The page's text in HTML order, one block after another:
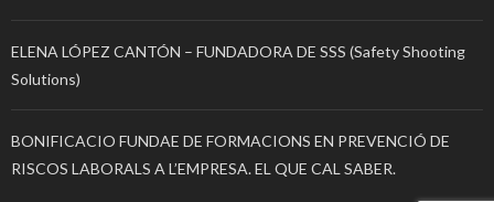
ELENA LÓPEZ CANTÓN – FUNDADORA DE SSS (Safety Shooting
Solutions)
BONIFICACIO FUNDAE DE FORMACIONS EN PREVENCIÓ DE
RISCOS LABORALS A L’EMPRESA. EL QUE CAL SABER.